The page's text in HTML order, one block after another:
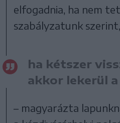
elfogadnia, ha nem
szabályzatunk szerint,
ha kétszer
akkor lekerül
– magyarázta